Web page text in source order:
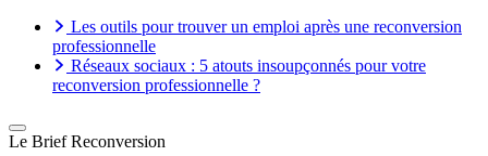
Les outils pour trouver un emploi après une reconversion
professionnelle
Réseaux sociaux : 5 atouts insoupçonnés pour votre
reconversion professionnelle ?
Le Brief Reconversion